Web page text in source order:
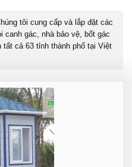
tôi cung cấp và lắp đặt các
canh gác, nhà bảo vệ, bốt gác
cả 63 tỉnh thành phố tại Việt